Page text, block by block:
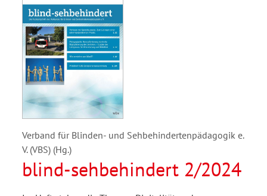
Verband für Blinden- und Sehbehindertenpädagogik e.
V. (VBS) (Hg.)
blind-sehbehindert 2/2024